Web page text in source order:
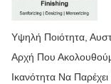
Υψηλή Ποιότητα,
Αρχή Που
Ικανότητα Να